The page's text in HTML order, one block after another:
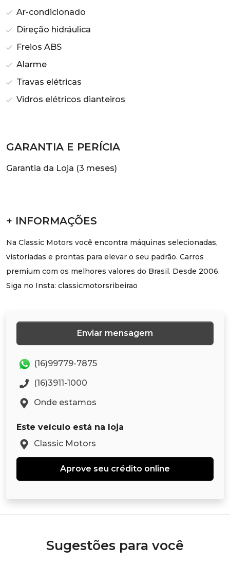
Ar-condicionado
Direção hidráulica
Freios ABS
Alarme
Travas elétricas
Vidros elétricos dianteiros
GARANTIA E PERÍCIA
Garantia da Loja (3 meses)
+ INFORMAÇÕES
Na Classic Motors você encontra máquinas selecionadas,
vistoriadas e prontas para elevar o seu padrão. Carros
premium com os melhores valores do Brasil. Desde 2006.
Siga no Insta: classicmotorsribeirao
Enviar mensagem
(16)99779-7875
(16)3911-1000
Onde estamos
Este veículo está na loja
Classic Motors
Aprove seu crédito online
Sugestões para você